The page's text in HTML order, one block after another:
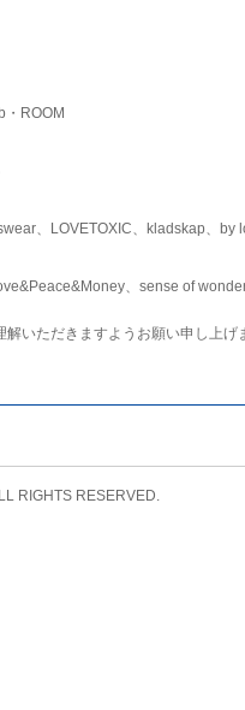
・ROOM
、LOVETOXIC、kladskap、by
、sense of
いただきますようお願い申し上げ